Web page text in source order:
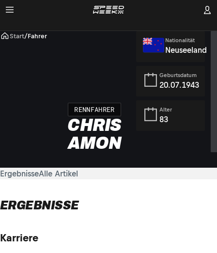
Start/Fahrer
RENNFAHRER
CHRIS
AMON
Nationalität
Neuseeland
Geburtsdatum
20.07.1943
Alter
83
ErgebnisseAlle Artikel
ERGEBNISSE
Karriere